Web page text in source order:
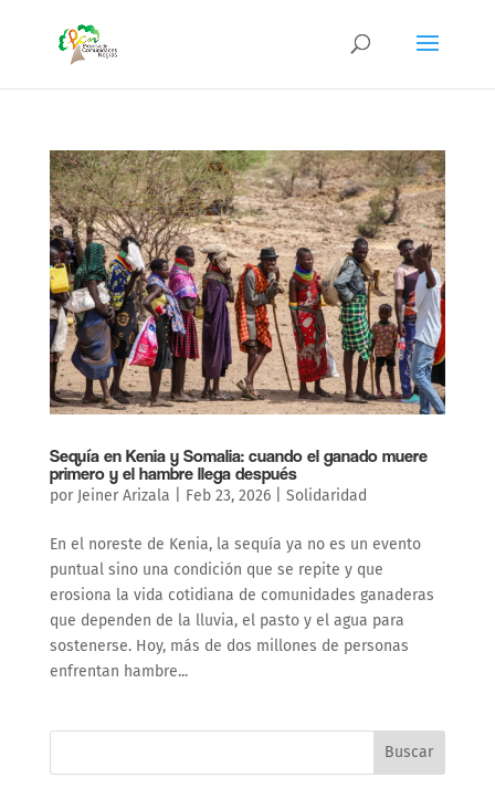
Sequía en Kenia y Somalia: cuando el ganado muere
primero y el hambre llega después
por Jeiner Arizala Feb 23, 2026| Solidaridad
En el noreste de Kenia, la sequía ya no es un evento
puntual sino una condición que se repite y que
erosiona la vida cotidiana de comunidades ganaderas
que dependen de la lluvia, el pasto y el agua para
sostenerse. Hoy, más de dos millones de personas
enfrentan hambre...
Buscar